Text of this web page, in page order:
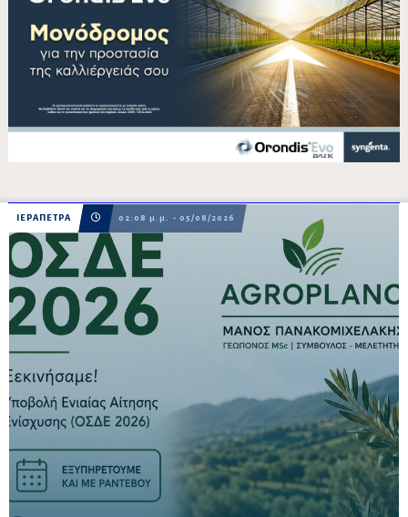
ΙΕΡΑΠΕΤΡΑ 02:08 μ.μ. - 05/08/2026